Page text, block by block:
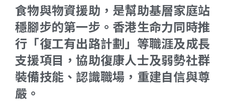
食物與物資援助，是幫助基層家庭站
穩腳步的第一步。香港生命力同時推
行「復工有出路計劃」等職涯及成長
支援項目，協助復康人士及弱勢社群
裝備技能、認識職場，重建自信與尊
嚴。